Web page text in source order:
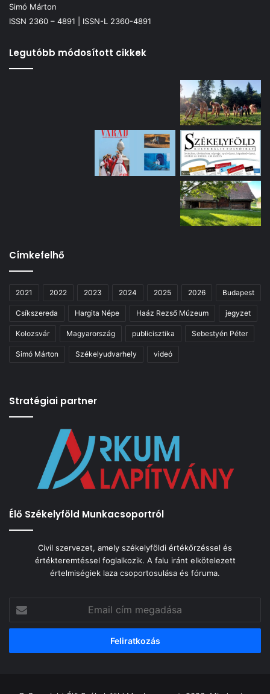
Simó Márton
ISSN 2360 – 4891 | ISSN-L 2360-4891
Legutóbb módosított cikkek
Címkefelhő
2021 2022 2023 2024 2025 2026 Budapest
Csíkszereda Hargita Népe Haáz Rezső Múzeum jegyzet
Kolozsvár Magyarország publicisztika Sebestyén Péter
Simó Márton Székelyudvarhely videó
Stratégiai partner
Élő Székelyföld Munkacsoportról
Civil szervezet, amely székelyföldi értékőrzéssel és
értékteremtéssel foglalkozik. A falu iránt elkötelezett
értelmiségiek laza csoportosulása és fóruma.
cím
megadása